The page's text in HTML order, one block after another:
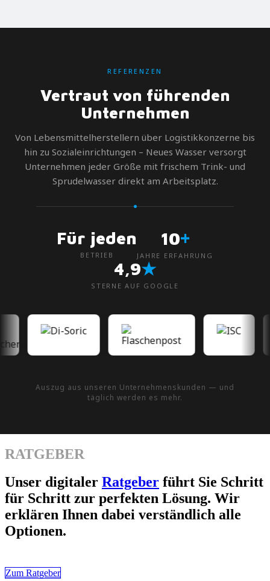
REFERENZEN
Vertraut von führenden
Unternehmen
Von Lebensmittelherstellern über Logistikkonzerne bis
hin zu Sozialeinrichtungen – Neues Wasser versorgt
Unternehmen jeder Größe mit frischem Trink- und
Sprudelwasser direkt am Arbeitsplatz.
Für jeden
BETRIEB
10+
JAHRE ERFAHRUNG
4,9★
STERNE AUF GOOGLE
Auszug aus unseren Unternehmenskunden — und
täglich werden es mehr.
RATGEBER
Unser digitaler Ratgeber führt Sie Schritt
für Schritt zur perfekten Lösung. Wir
erklären Ihnen dabei verständlich alle
Optionen.
Zum Ratgeber